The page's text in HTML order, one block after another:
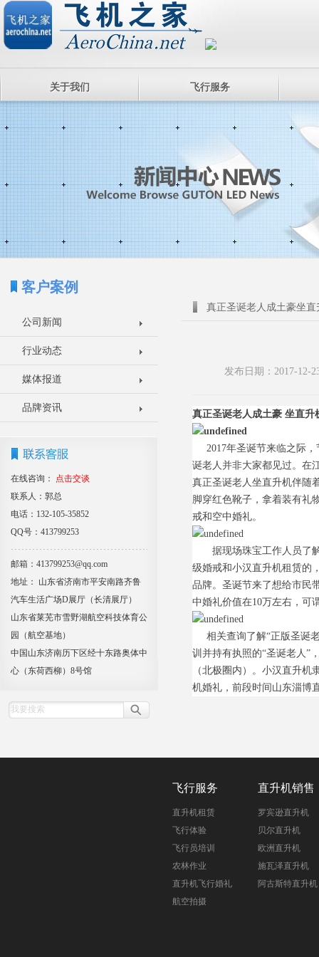
关于我们 飞行服务
客户案例
公司新闻
行业动态
媒体报道
品牌资讯
在线咨询：
点击交谈
联系人：郭总
电话：132-105-35852
QQ号：413799253
邮箱：413799253@qq.com
地址： 山东省济南市平安南路齐鲁
汽车生活广场D展厅（长清展厅）
山东省莱芜市雪野湖航空科技体育公
园（航空基地）
中国山东济南历下区经十东路奥体中
心（东荷西柳）8号馆
真正圣诞老人成土豪坐
发布日期：2017-12-
真正圣诞老人成土豪 坐直升
2017年圣诞节来临之际
诞老人并非大家都见过。在
真正圣诞老人坐直升机伴随
脚穿红色靴子，拿着装有礼
戒和空中婚礼。
据现场珠宝工作人员了
级婚戒和小汉直升机租赁的
品牌。圣诞节来了想给市民
中婚礼价值在10万左右，可
相关查询了解“正版圣诞
训并持有执照的“圣诞老人”
（北极圈内）。小汉直升
机婚礼，前段时间山东淄博
飞行服务
直升机租赁
飞行体验
飞行员培训
农林作业
直升机飞行婚礼
航空拍摄
直升机销售
罗宾逊直升机
贝尔直升机
欧洲直升机
施瓦泽直升机
阿古斯特直升机